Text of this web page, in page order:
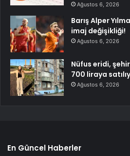
Ağustos 6, 2026
Barış Alper
imaj değişikliği!
Ağustos 6, 2026
Nüfus eridi,
700 liraya
Ağustos 6, 2026
En Güncel Haberler